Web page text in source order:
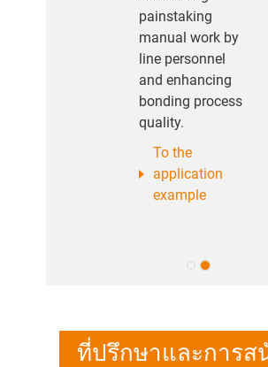
painstaking
manual work by
line personnel
and enhancing
bonding process
quality.
To the
application
example
ที่ปรึกษาและการ